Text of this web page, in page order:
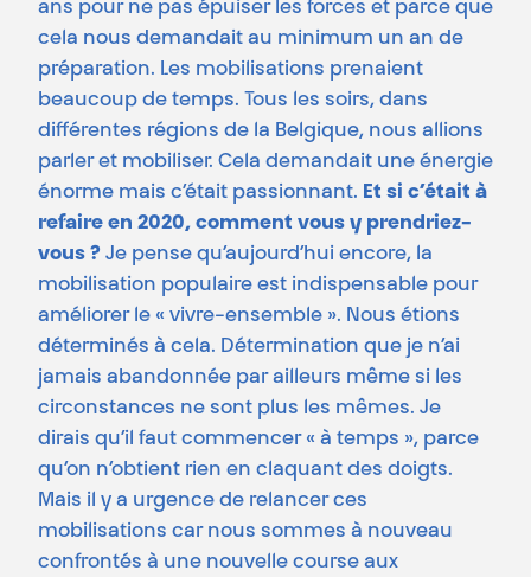
ans pour ne pas épuiser les forces et parce que
cela nous demandait au minimum un an de
préparation. Les mobilisations prenaient
beaucoup de temps. Tous les soirs, dans
différentes régions de la Belgique, nous allions
parler et mobiliser. Cela demandait une énergie
énorme mais c’était passionnant. Et si c’était à
refaire en 2020, comment vous y prendriez-
vous ? Je pense qu’aujourd’hui encore, la
mobilisation populaire est indispensable pour
améliorer le « vivre-ensemble ». Nous étions
déterminés à cela. Détermination que je n’ai
jamais abandonnée par ailleurs même si les
circonstances ne sont plus les mêmes. Je
dirais qu’il faut commencer « à temps », parce
qu’on n’obtient rien en claquant des doigts.
Mais il y a urgence de relancer ces
mobilisations car nous sommes à nouveau
confrontés à une nouvelle course aux